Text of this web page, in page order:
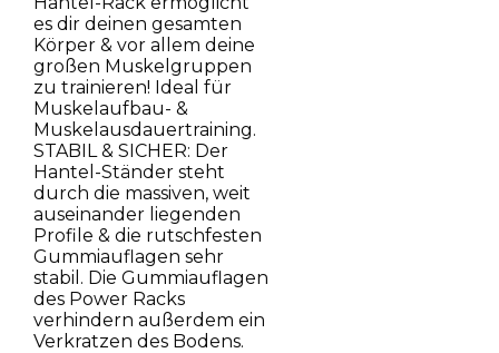
es dir deinen gesamten
Körper & vor allem deine
großen Muskelgruppen
zu trainieren! Ideal für
Muskelaufbau- &
Muskelausdauertraining.
STABIL & SICHER: Der
Hantel-Ständer steht
durch die massiven, weit
auseinander liegenden
Profile & die rutschfesten
Gummiauflagen sehr
stabil. Die Gummiauflagen
des Power Racks
verhindern außerdem ein
Verkratzen des Bodens.